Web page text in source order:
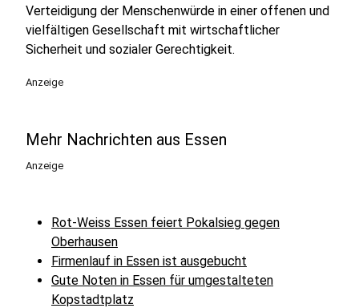
Verteidigung der Menschenwürde in einer offenen und
vielfältigen Gesellschaft mit wirtschaftlicher
Sicherheit und sozialer Gerechtigkeit.
Anzeige
Mehr Nachrichten aus Essen
Anzeige
Rot-Weiss Essen feiert Pokalsieg gegen
Oberhausen
Firmenlauf in Essen ist ausgebucht
Gute Noten in Essen für umgestalteten
Kopstadtplatz